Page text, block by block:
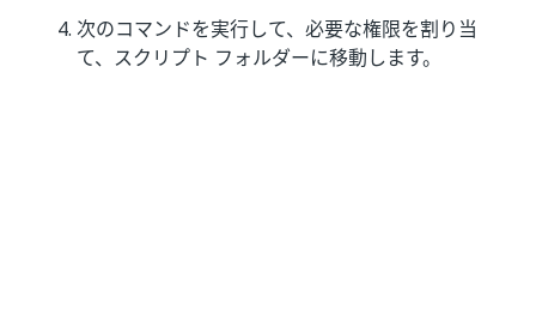
次のコマンドを実行して、必要な権限を割り当
て、スクリプト フォルダーに移動します。